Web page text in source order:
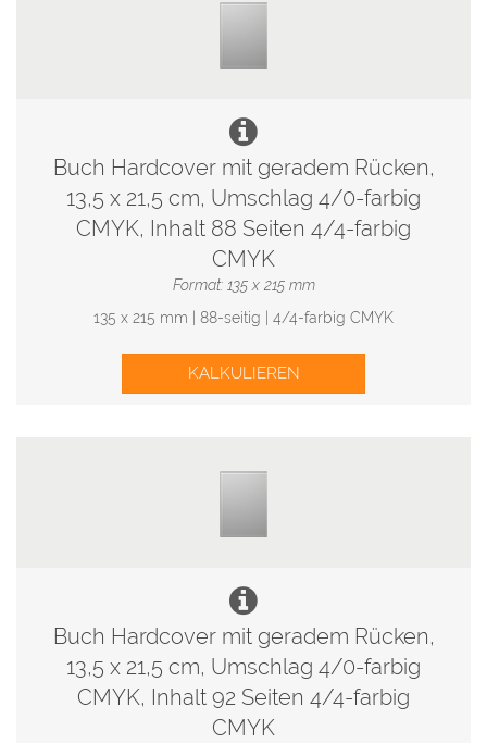
Buch Hardcover mit geradem Rücken,
13,5 x 21,5 cm, Umschlag 4/0-farbig
CMYK, Inhalt 88 Seiten 4/4-farbig
CMYK
Format: 135 x 215 mm
135 x 215 mm | 88-seitig | 4/4-farbig CMYK
KALKULIEREN
Buch Hardcover mit geradem Rücken,
13,5 x 21,5 cm, Umschlag 4/0-farbig
CMYK, Inhalt 92 Seiten 4/4-farbig
CMYK